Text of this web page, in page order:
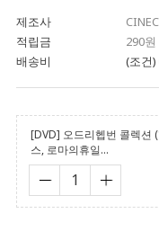
제조사
적립금
290원
배송비
(조건)
[DVD] 오드리헵번 콜렉션
스, 로마의휴일...